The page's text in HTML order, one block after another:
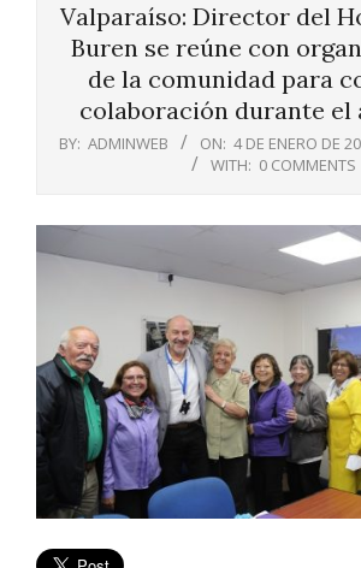
Valparaíso: Director del
Buren se reúne con
de la comunidad para
colaboración durante el
BY: ADMINWEB ON: 4 DE ENERO DE
WITH: 0 COMMENTS